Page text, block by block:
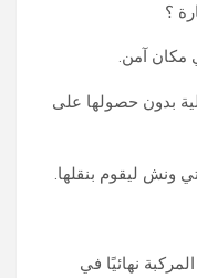
مكان آمن.
بدون حصولها على
ونش ليقوم بنقلها.
نهائيًا في